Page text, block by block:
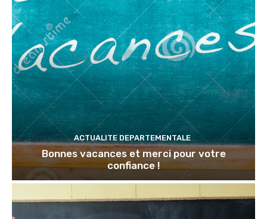
ACTUALITE DEPARTEMENTALE
Bonnes vacances et merci pour votre
confiance !